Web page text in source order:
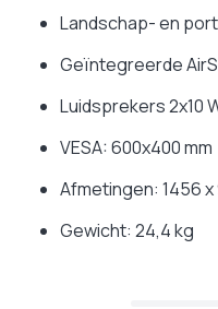
Landschap- en
Geïntegreerde
Luidsprekers 2x10
VESA: 600x400 mm
Afmetingen: 1456 x
Gewicht: 24,4 kg